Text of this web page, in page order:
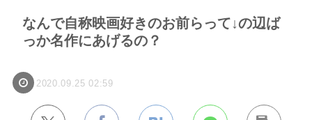
なんで自称映画好きのお前らって↓の辺ば
っか名作にあげるの？
2020.09.25 02:59